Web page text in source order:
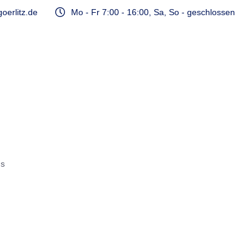
Mo - Fr 7:00 - 16:00, Sa, So - geschlossen